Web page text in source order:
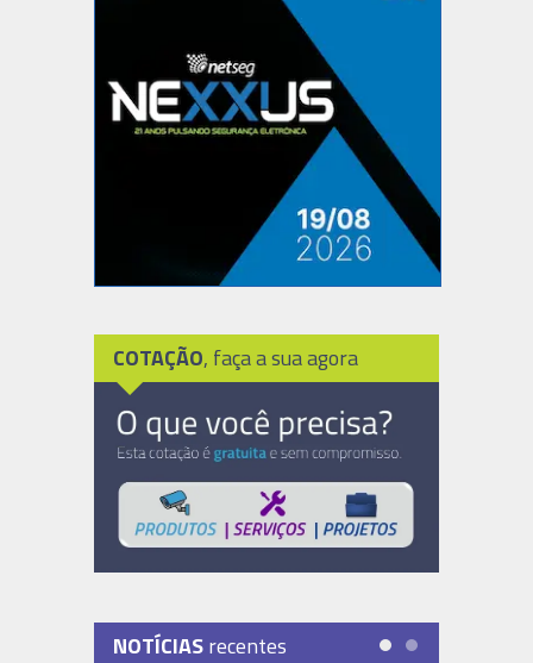
COTAÇÃO, faça a sua agora
NOTÍCIASrecentes